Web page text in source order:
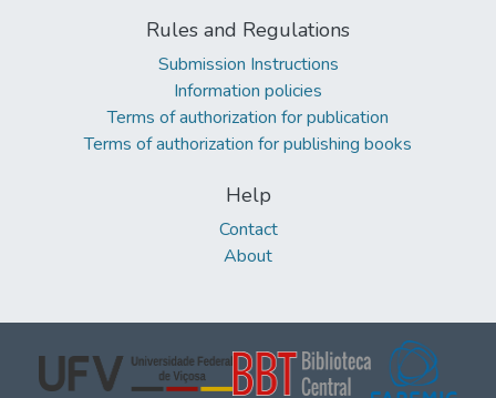
Rules and Regulations
Submission Instructions
Information policies
Terms of authorization for publication
Terms of authorization for publishing books
Help
Contact
About